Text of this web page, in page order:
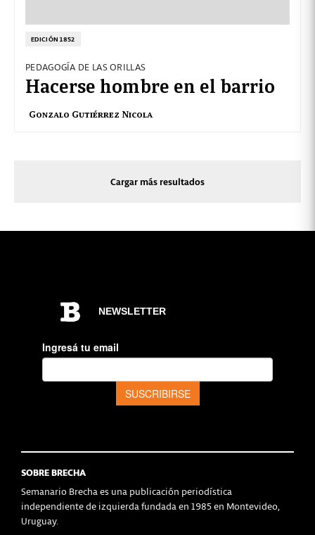
EDICIÓN 1852
PEDAGOGÍA DE LAS ORILLAS
Hacerse hombre en el barrio
Gonzalo Gutiérrez Nicola
Cargar más resultados
SOBRE BRECHA
Semanario Brecha es una publicación periodística
independiente de izquierda fundada en 1985 en Montevideo,
Uruguay.